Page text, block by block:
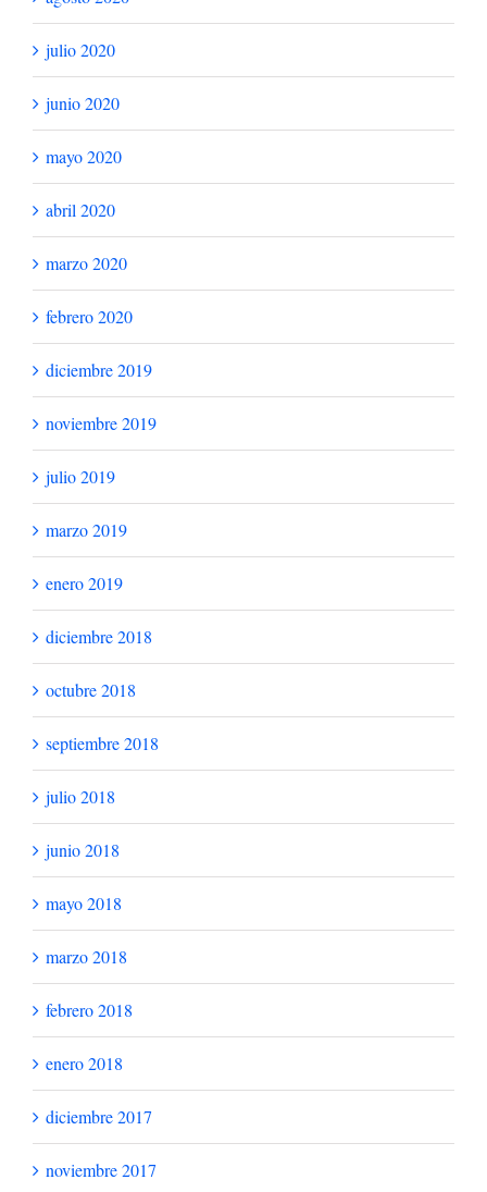
julio 2020
junio 2020
mayo 2020
abril 2020
marzo 2020
febrero 2020
diciembre 2019
noviembre 2019
julio 2019
marzo 2019
enero 2019
diciembre 2018
octubre 2018
septiembre 2018
julio 2018
junio 2018
mayo 2018
marzo 2018
febrero 2018
enero 2018
diciembre 2017
noviembre 2017